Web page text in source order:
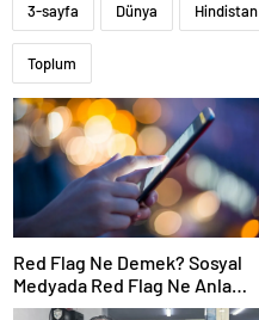
3-sayfa Dünya Hindistan
Toplum
Red Flag Ne Demek? Sosyal
Medyada Red Flag Ne Anlama
Gelir?